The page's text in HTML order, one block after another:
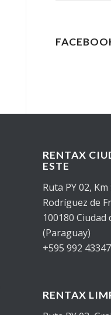
RENTAX
ESTE
Ruta PY 02,
Rodríguez de
100180 Ciudad
(Paraguay)
+595 992
RENTAX